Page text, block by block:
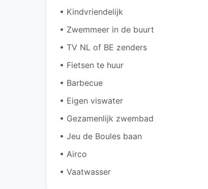
• Kindvriendelijk
• Zwemmeer in de buurt
• TV NL of BE zenders
• Fietsen te huur
• Barbecue
• Eigen viswater
• Gezamenlijk zwembad
• Jeu de Boules baan
• Airco
• Vaatwasser